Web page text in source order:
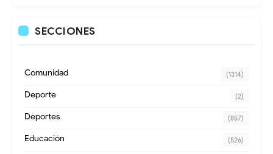
SECCIONES
Comunidad (1314)
Deporte (2)
Deportes (857)
Educación (526)